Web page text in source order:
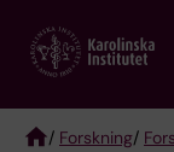
main
/ Forskning/